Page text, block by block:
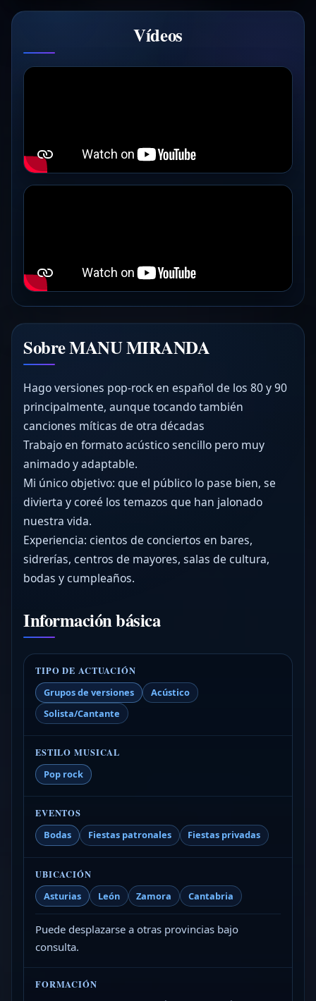
Vídeos
Sobre MANU MIRANDA
Hago versiones pop-rock en español de los 80 y 90
principalmente, aunque tocando también
canciones míticas de otra décadas
Trabajo en formato acústico sencillo pero muy
animado y adaptable.
Mi único objetivo: que el público lo pase bien, se
divierta y coreé los temazos que han jalonado
nuestra vida.
Experiencia: cientos de conciertos en bares,
sidrerías, centros de mayores, salas de cultura,
bodas y cumpleaños.
Información básica
TIPO DE ACTUACIÓN
Grupos de versiones
Acústico
Solista/Cantante
ESTILO MUSICAL
Pop rock
EVENTOS
Bodas
Fiestas patronales Fiestas privadas
UBICACIÓN
Asturias
León Zamora Cantabria
Puede desplazarse a otras provincias bajo
consulta.
FORMACIÓN